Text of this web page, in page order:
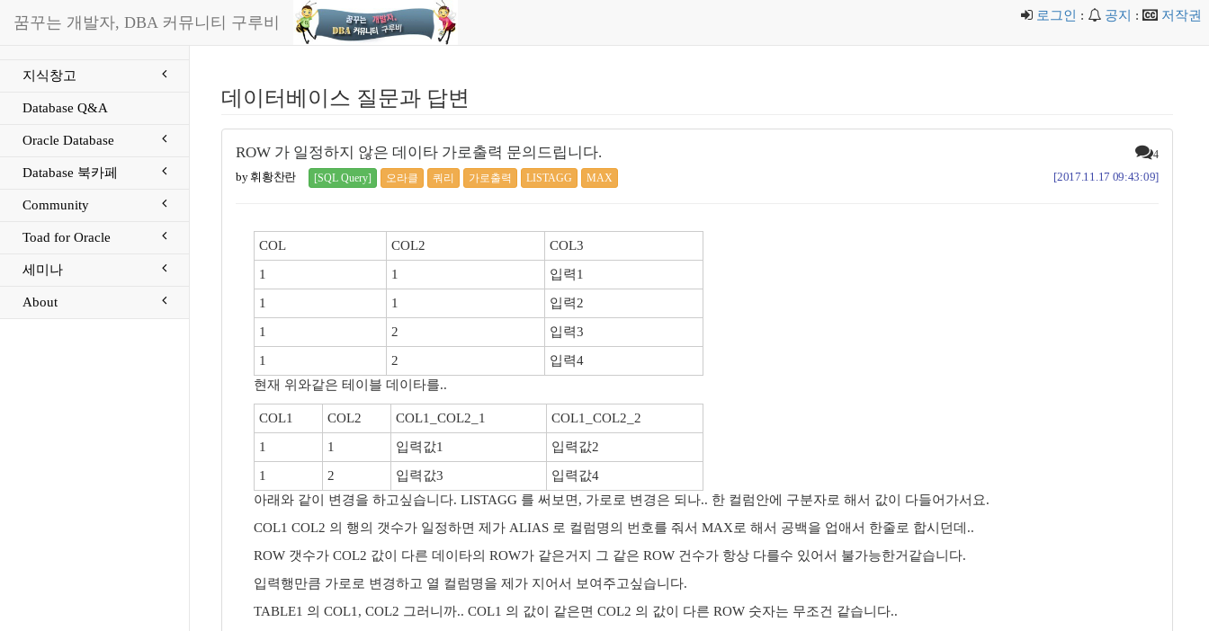
꿈꾸는 개발자, DBA 커뮤니티 구루비 로그인 : 공지 : 저작권
지식창고
Database Q&A
Oracle Database
Database 북카페
Community
Toad for Oracle
세미나
About
데이터베이스 질문과 답변
ROW 가 일정하지 않은 데이타 가로출력 문의드립니다. 4
by 휘황찬란 [SQL Query] 오라클 쿼리 가로출력 LISTAGG MAX [2017.11.17 09:43:09]
COL COL2
COL3
1
1
입력1
1
1
입력2
1
2
입력3
1
2
입력4
현재 위와같은 테이블 데이타를..
COL1 COL2 COL1_COL2_1
COL1_COL2_2
1
1 입력값1
입력값2
1
2 입력값3
입력값4
아래와 같이 변경을 하고싶습니다. LISTAGG 를 써보면, 가로로 변경은 되나.. 한 컬럼안에 구분자로 해서 값이 다들어가서요.
COL1 COL2 의 행의 갯수가 일정하면 제가 ALIAS 로 컬럼명의 번호를 줘서 MAX로 해서 공백을 업애서 한줄로 합시던데..
ROW 갯수가 COL2 값이 다른 데이타의 ROW가 같은거지 그 같은 ROW 건수가 항상 다를수 있어서 불가능한거같습니다.
입력행만큼 가로로 변경하고 열 컬럼명을 제가 지어서 보여주고싶습니다.
TABLE1 의 COL1, COL2 그러니까.. COL1 의 값이 같은면 COL2 의 값이 다른 ROW 숫자는 무조건 같습니다..